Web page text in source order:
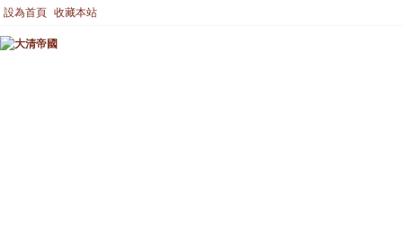
設為首頁 收藏本站